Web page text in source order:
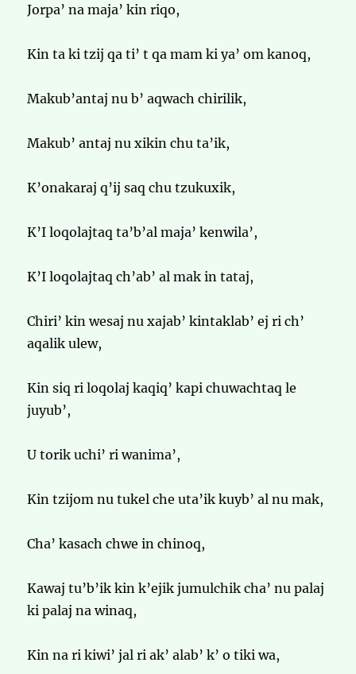
Jorpa’ na maja’ kin riqo,
Kin ta ki tzij qa ti’ t qa mam ki ya’ om kanoq,
Makub’antaj nu b’ aqwach chirilik,
Makub’ antaj nu xikin chu ta’ik,
K’onakaraj q’ij saq chu tzukuxik,
K’I loqolajtaq ta’b’al maja’ kenwila’,
K’I loqolajtaq ch’ab’ al mak in tataj,
Chiri’ kin wesaj nu xajab’ kintaklab’ ej ri ch’
aqalik ulew,
Kin siq ri loqolaj kaqiq’ kapi chuwachtaq le
juyub’,
U torik uchi’ ri wanima’,
Kin tzijom nu tukel che uta’ik kuyb’ al nu mak,
Cha’ kasach chwe in chinoq,
Kawaj tu’b’ik kin k’ejik jumulchik cha’ nu palaj
ki palaj na winaq,
Kin na ri kiwi’ jal ri ak’ alab’ k’ o tiki wa,